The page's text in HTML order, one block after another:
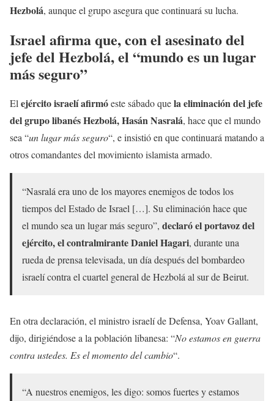
Hezbolá, aunque el grupo asegura que continuará su lucha.
Israel afirma que, con el asesinato del
jefe del Hezbolá, el “mundo es un lugar
más seguro”
El ejército israelí afirmóeste sábado quela eliminación del jefe
del grupo libanés Hezbolá, Hasán Nasralá, hace que el mundo
sea “un lugar más seguro“, e insistió en que continuará matando a
otros comandantes del movimiento islamista armado.
“Nasralá era uno de los mayores enemigos de todos los
tiempos del Estado de Israel […]. Su eliminación hace que
el mundo sea un lugar más seguro”, declaró el portavoz del
ejército, el contralmirante Daniel Hagari, durante una
rueda de prensa televisada, un día después del bombardeo
israelí contra el cuartel general de Hezbolá al sur de Beirut.
En otra declaración, el ministro israelí de Defensa, Yoav Gallant,
dijo, dirigiéndose a la población libanesa: “No estamos en guerra
contra ustedes. Es el momento del cambio“.
“A nuestros enemigos, les digo: somos fuertes y estamos